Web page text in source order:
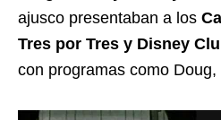
ajusco presentaban a los
Tres por Tres y Disney
con programas como Doug,